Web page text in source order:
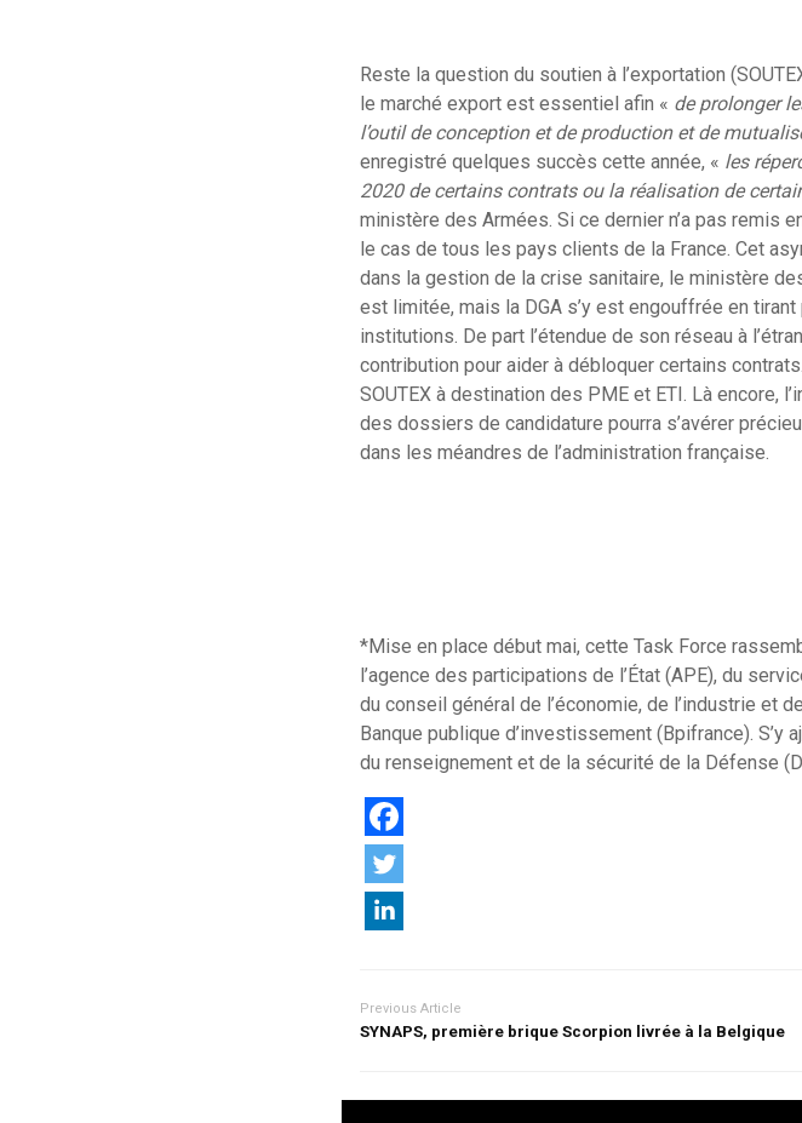
Reste la question du soutien à l’exportation
le marché export est essentiel afin « de prolonger
l’outil de conception et de production et de
enregistré quelques succès cette année, « les
2020 de certains contrats ou la réalisation de
ministère des Armées. Si ce dernier n’a pas remis
le cas de tous les pays clients de la France. Cet
dans la gestion de la crise sanitaire, le ministère
est limitée, mais la DGA s’y est engouffrée en
institutions. De part l’étendue de son réseau à
contribution pour aider à débloquer certains
SOUTEX à destination des PME et ETI. Là encore,
des dossiers de candidature pourra s’avérer
dans les méandres de l’administration française.
*Mise en place début mai, cette Task Force
l’agence des participations de l’État (APE), du
du conseil général de l’économie, de l’industrie et
Banque publique d’investissement (Bpifrance).
du renseignement et de la sécurité de la Défense
Previous Article
SYNAPS, première brique Scorpion livrée à la Belgique